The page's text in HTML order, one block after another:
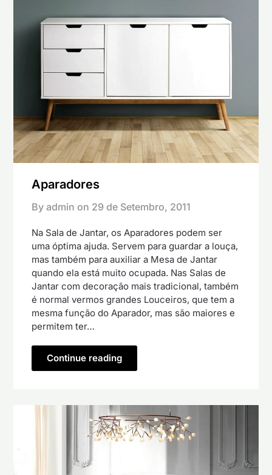
Aparadores
By admin on 29 de Setembro, 2011
Na Sala de Jantar, os Aparadores podem ser
uma óptima ajuda. Servem para guardar a louça,
mas também para auxiliar a Mesa de Jantar
quando ela está muito ocupada. Nas Salas de
Jantar com decoração mais tradicional, também
é normal vermos grandes Louceiros, que tem a
mesma função do Aparador, mas são maiores e
permitem ter…
Continue reading